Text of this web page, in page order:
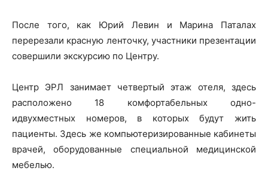
После того, как Юрий Левин и Марина Паталах
перерезали красную ленточку, участники презентации
совершили экскурсию по Центру.
Центр ЭРЛ занимает четвертый этаж отеля, здесь
расположено 18 комфортабельных одно-
идвухместных номеров, в которых будут жить
пациенты. Здесь же компьютеризированные кабинеты
врачей, оборудованные специальной медицинской
мебелью.